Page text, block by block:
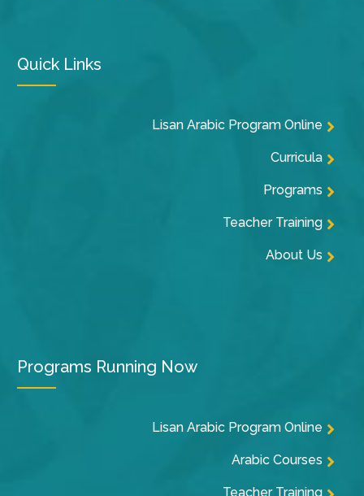
Quick Links
Lisan Arabic Program Online
Curricula
Programs
Teacher Training
About Us
Programs Running Now
Lisan Arabic Program Online
Arabic Courses
Teacher Training